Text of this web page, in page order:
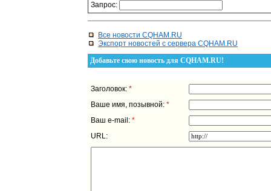
Запрос:
Все новости CQHAM.RU
Экспорт новостей с сервера CQHAM.RU
Добавьте свою новость для CQHAM.RU!
Заголовок: *
Ваше имя, позывной: *
Ваш e-mail: *
URL: